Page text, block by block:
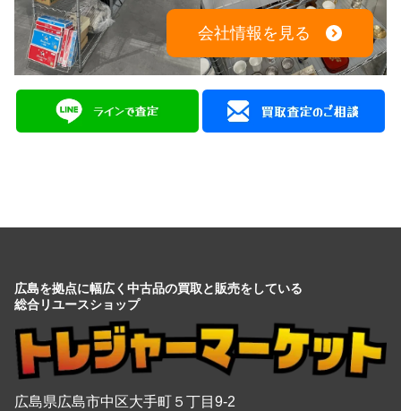
会社情報を見る
広島を拠点に幅広く中古品の買取と販売をしている
総合リユースショップ
広島県広島市中区大手町５丁目9-2